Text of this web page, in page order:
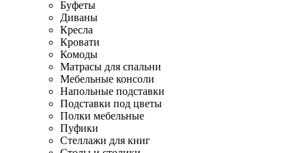
Буфеты
Диваны
Кресла
Кровати
Комоды
Матрасы для спальни
Мебельные консоли
Напольные подставки
Подставки под цветы
Полки мебельные
Пуфики
Стеллажи для книг